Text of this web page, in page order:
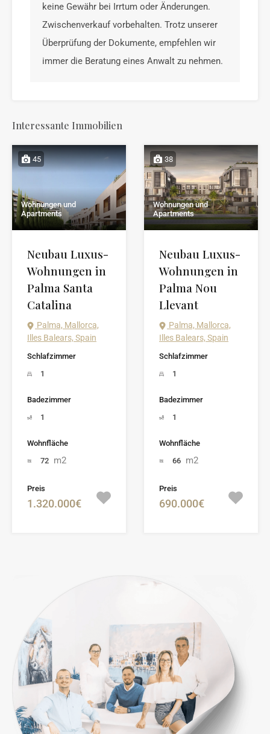
keine Gewähr bei Irrtum oder Änderungen.
Zwischenverkauf vorbehalten. Trotz unserer
Überprüfung der Dokumente, empfehlen wir
immer die Beratung eines Anwalt zu nehmen.
Interessante Immobilien
45
Wohnungen und
Apartments
Neubau Luxus-
Wohnungen in
Palma Santa
Catalina
Palma, Mallorca,
Illes Balears, Spain
Schlafzimmer
1
Badezimmer
1
Wohnfläche
72 m2
Preis
1.320.000€
38
Wohnungen und
Apartments
Neubau Luxus-
Wohnungen in
Palma Nou
Llevant
Palma, Mallorca,
Illes Balears, Spain
Schlafzimmer
1
Badezimmer
1
Wohnfläche
66 m2
Preis
690.000€